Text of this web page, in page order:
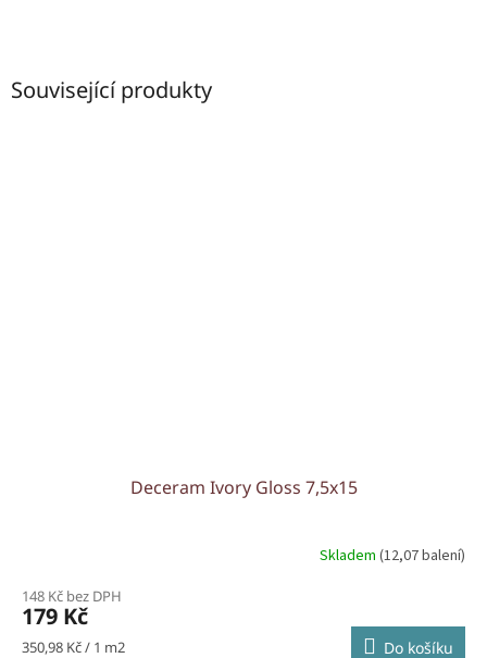
Související produkty
Deceram Ivory Gloss 7,5x15
Skladem (12,07 balení)
148 Kč bez DPH
179 Kč
Měrná
350,98 Kč / 1 m2 Do košíku